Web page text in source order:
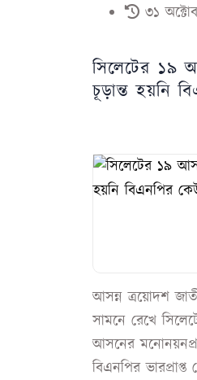
৩১
সিলেটের ১৯
চূড়ান্ত হয়নি
আসন্ন ত্রয়োদশ
সামনে রেখে
আসনের
বিএনপির ভারপ্রাপ্ত